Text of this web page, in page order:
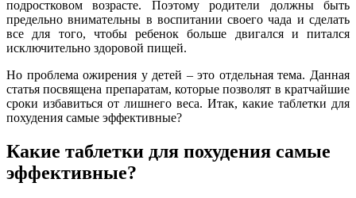
подростковом возрасте. Поэтому родители должны быть
предельно внимательны в воспитании своего чада и сделать
все для того, чтобы ребенок больше двигался и питался
исключительно здоровой пищей.
Но проблема ожирения у детей – это отдельная тема. Данная
статья посвящена препаратам, которые позволят в кратчайшие
сроки избавиться от лишнего веса. Итак, какие таблетки для
похудения самые эффективные?
Какие таблетки для похудения самые
эффективные?